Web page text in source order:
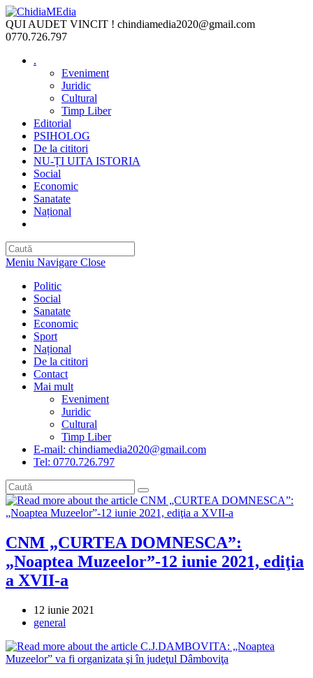
Skip
to
content
QUI AUDET VINCIT ! chindiamedia2020@gmail.com
0770.726.797
.
Eveniment
Juridic
Cultural
Timp Liber
Editorial
PSIHOLOG
De la cititori
NU-ȚI UITA ISTORIA
Social
Economic
Sanatate
Național
Meniu Navigare Close
Politic
Social
Sanatate
Economic
Sport
Național
De la cititori
Contact
Mai mult
Eveniment
Juridic
Cultural
Timp Liber
E-mail: chindiamedia2020@gmail.com
Tel: 0770.726.797
CNM „CURTEA DOMNESCA”:
„Noaptea Muzeelor”-12 iunie 2021, ediţia
a XVII-a
Post
published:
12 iunie 2021
Post
general